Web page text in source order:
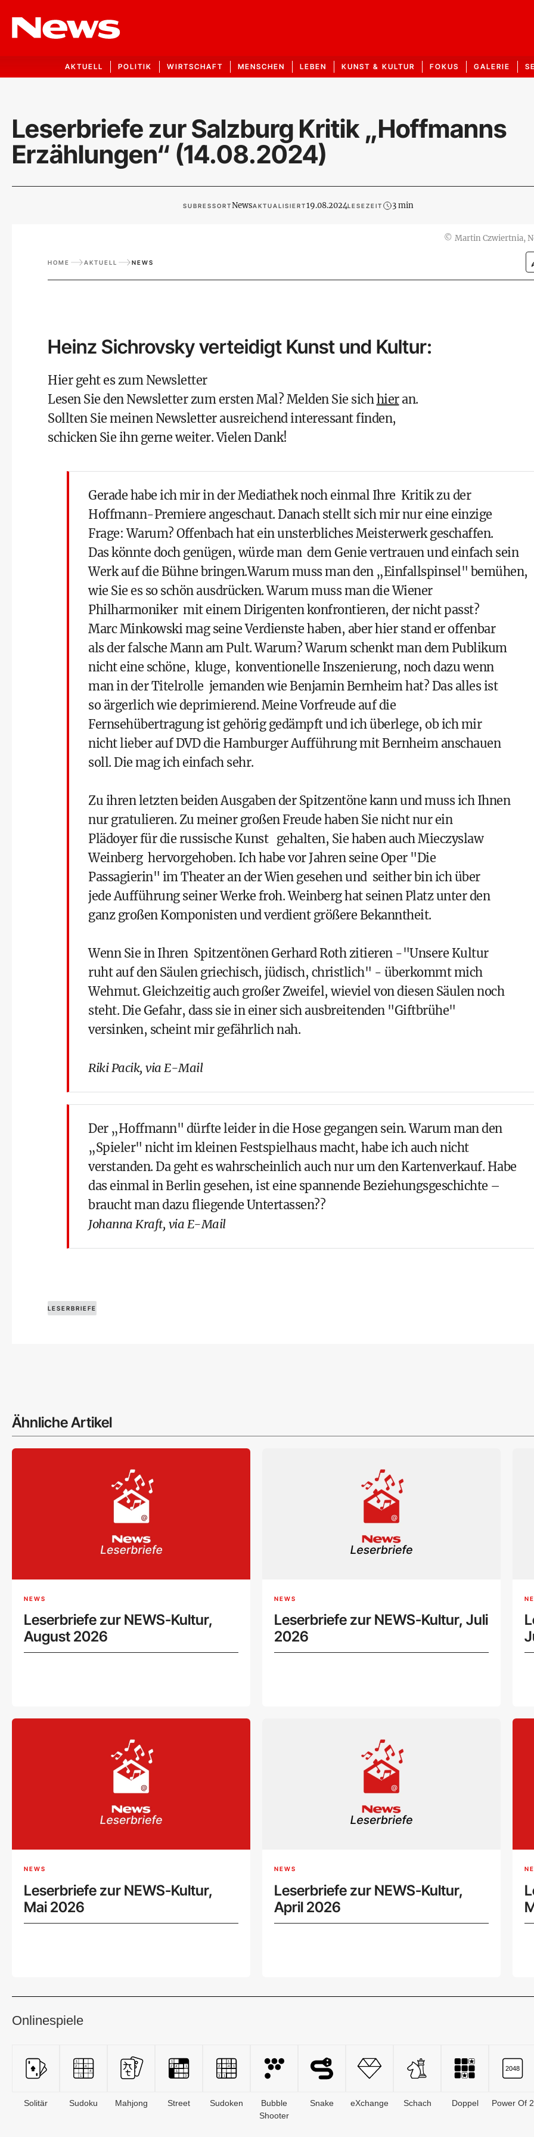
AKTUELL POLITIK WIRTSCHAFT MENSCHEN LEBEN KUNST & KULTUR FOKUS GALERIE
Leserbriefe zur Salzburg Kritik „Hoffmanns
Erzählungen“ (14.08.2024)
SUBRESSORTNewsAKTUALISIERT19.08.2024LESEZEIT 3 min
© Martin Czwiertnia,
HOME AKTUELL NEWS
Heinz Sichrovsky verteidigt Kunst und Kultur:
Hier geht es zum Newsletter
Lesen Sie den Newsletter zum ersten Mal? Melden Sie sichhieran.
Sollten Sie meinen Newsletter ausreichend interessant finden,
schicken Sie ihn gerne weiter. Vielen Dank!
Gerade habe ich mir in derMediatheknoch einmal Ihre Kritik zu der
Hoffmann-Premiere angeschaut. Danach stellt sich mir nur eine einzige
Frage: Warum? Offenbach hat ein unsterbliches Meisterwerk geschaffen.
Das könnte doch genügen, würde man dem Genie vertrauen und einfach sein
Werk auf die Bühne bringen.Warum muss man den „Einfallspinsel" bemühen,
wie Sie es so schön ausdrücken. Warum muss man die Wiener
Philharmoniker mit einem Dirigenten konfrontieren, der nicht passt?
Marc Minkowski mag seine Verdienste haben, aber hier stand er offenbar
als der falsche Mann am Pult. Warum? Warum schenkt man dem Publikum
nicht eine schöne, kluge, konventionelle Inszenierung, noch dazu wenn
man in der Titelrolle jemanden wie Benjamin Bernheim hat? Das alles ist
so ärgerlich wie deprimierend. Meine Vorfreude auf die
Fernsehübertragung ist gehörig gedämpft und ich überlege, ob ich mir
nicht lieber auf DVD die Hamburger Aufführung mit Bernheim anschauen
soll. Die mag ich einfach sehr.
Zu ihren letzten beiden Ausgaben der Spitzentöne kann und muss ich Ihnen
nur gratulieren. Zu meiner großen Freude haben Sie nicht nur ein
Plädoyer für die russische Kunst gehalten, Sie haben auch Mieczyslaw
Weinberg hervorgehoben. Ich habe vor Jahren seine Oper "Die
Passagierin" im Theater an der Wien gesehen und seither bin ich über
jede Aufführung seiner Werke froh. Weinberg hat seinen Platz unter den
ganz großen Komponisten und verdient größere Bekanntheit.
Wenn Sie in Ihren Spitzentönen Gerhard Roth zitieren -"Unsere Kultur
ruht auf den Säulen griechisch, jüdisch, christlich" - überkommt mich
Wehmut. Gleichzeitig auch großer Zweifel, wieviel von diesen Säulen noch
steht. Die Gefahr, dass sie in einer sich ausbreitenden "Giftbrühe"
versinken, scheint mir gefährlich nah.
Riki Pacik, via E-Mail
Der „Hoffmann" dürfte leider in die Hose gegangen sein. Warum man den
„Spieler" nicht im kleinen Festspielhaus macht, habe ich auch nicht
verstanden. Da geht es wahrscheinlich auch nur um den Kartenverkauf. Habe
das einmal in Berlin gesehen, ist eine spannende Beziehungsgeschichte –
braucht man dazu fliegende Untertassen??
Johanna Kraft, via E-Mail
LESERBRIEFE
Ähnliche Artikel
NEWS
Leserbriefe zur NEWS-Kultur,
August 2026
NEWS
Leserbriefe zur NEWS-Kultur, Juli
2026
NEWS
Leserbriefe zur NEWS-Kultur,
Mai 2026
NEWS
Leserbriefe zur NEWS-Kultur,
April 2026
Onlinespiele
Solitär Sudoku Mahjong Street Sudoken
Bubble
Shooter
Snake eXchange Schach Doppel Power Of 2